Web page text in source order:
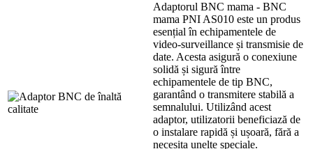
Adaptorul BNC mama - BNC
mama PNI AS010 este un produs
esențial în echipamentele de
video-surveillance și transmisie de
date. Acesta asigură o conexiune
solidă și sigură între
echipamentele de tip BNC,
garantând o transmitere stabilă a
semnalului. Utilizând acest
adaptor, utilizatorii beneficiază de
o instalare rapidă și ușoară, fără a
necesita unelte speciale.